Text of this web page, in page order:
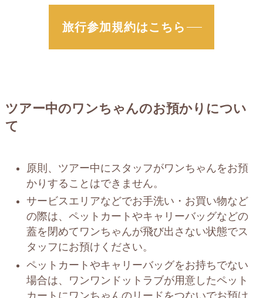
旅行参加規約はこちら
ツアー中のワンちゃんのお預かりについ
て
原則、ツアー中にスタッフがワンちゃんをお預
かりすることはできません。
サービスエリアなどでお手洗い・お買い物など
の際は、ペットカートやキャリーバッグなどの
蓋を閉めてワンちゃんが飛び出さない状態でス
タッフにお預けください。
ペットカートやキャリーバッグをお持ちでない
場合は、ワンワンドットラブが用意したペット
カートにワンちゃんのリードをつないでお預け